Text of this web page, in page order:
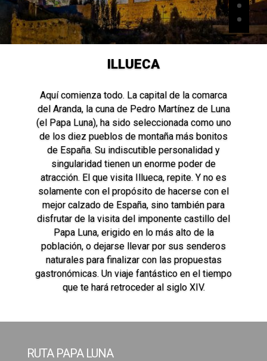
ILLUECA
Aquí comienza todo. La capital de la comarca
del Aranda, la cuna de Pedro Martínez de Luna
(el Papa Luna), ha sido seleccionada como uno
de los diez pueblos de montaña más bonitos
de España. Su indiscutible personalidad y
singularidad tienen un enorme poder de
atracción. El que visita Illueca, repite. Y no es
solamente con el propósito de hacerse con el
mejor calzado de España, sino también para
disfrutar de la visita del imponente castillo del
Papa Luna, erigido en lo más alto de la
población, o dejarse llevar por sus senderos
naturales para finalizar con las propuestas
gastronómicas. Un viaje fantástico en el tiempo
que te hará retroceder al siglo XIV.
RUTA PAPA LUNA